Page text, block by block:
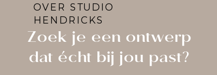
OVER STUDIO
HENDRICKS
Zoek je een ontwerp
dat écht bij jou past?